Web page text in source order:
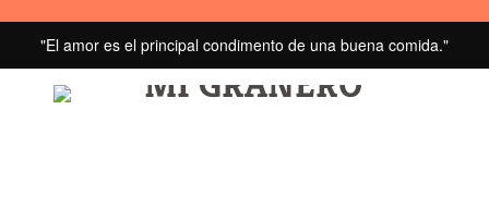
"El amor es el principal condimento de una buena comida."
MI